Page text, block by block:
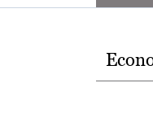
Temas